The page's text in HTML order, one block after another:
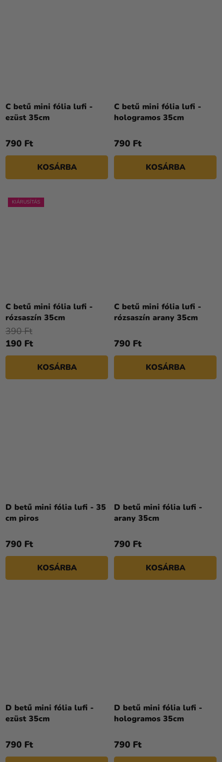
C betű mini fólia lufi -
ezüst 35cm
790 Ft
KOSÁRBA
C betű mini fólia lufi -
hologramos 35cm
790 Ft
KOSÁRBA
KIÁRUSÍTÁS
C betű mini fólia lufi -
rózsaszín 35cm
190 Ft
390 Ft
KOSÁRBA
C betű mini fólia lufi -
rózsaszín arany 35cm
790 Ft
KOSÁRBA
D betű mini fólia lufi - 35
cm piros
790 Ft
KOSÁRBA
D betű mini fólia lufi -
arany 35cm
790 Ft
KOSÁRBA
D betű mini fólia lufi -
ezüst 35cm
790 Ft
D betű mini fólia lufi -
hologramos 35cm
790 Ft